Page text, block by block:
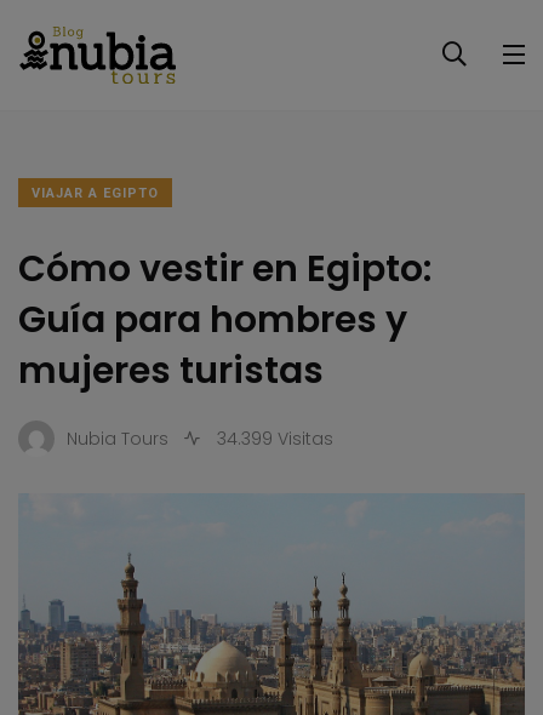
VIAJAR A EGIPTO
Cómo vestir en Egipto:
Guía para hombres y
mujeres turistas
Nubia Tours 34.399 Visitas